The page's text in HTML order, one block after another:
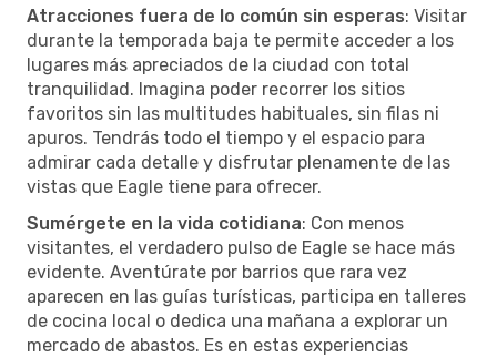
Atracciones fuera de lo común sin esperas: Visitar
durante la temporada baja te permite acceder a los
lugares más apreciados de la ciudad con total
tranquilidad. Imagina poder recorrer los sitios
favoritos sin las multitudes habituales, sin filas ni
apuros. Tendrás todo el tiempo y el espacio para
admirar cada detalle y disfrutar plenamente de las
vistas que Eagle tiene para ofrecer.
Sumérgete en la vida cotidiana: Con menos
visitantes, el verdadero pulso de Eagle se hace más
evidente. Aventúrate por barrios que rara vez
aparecen en las guías turísticas, participa en talleres
de cocina local o dedica una mañana a explorar un
mercado de abastos. Es en estas experiencias